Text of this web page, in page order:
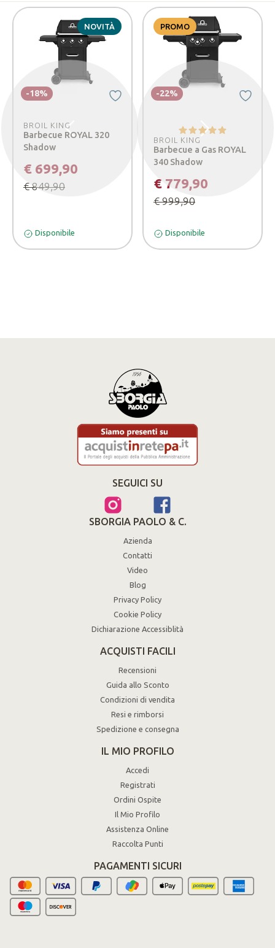
NOVITÀ
BROIL KING
Barbecue ROYAL 320
Shadow
€ 699,90
€ 849,90
-18%
Disponibile
PROMO
BROIL KING
Barbecue a Gas ROYAL
340 Shadow
€ 779,90
€ 999,90
-22%
Disponibile
Precedente Successivo
SEGUICI SU
SBORGIA PAOLO & C.
Azienda
Contatti
Video
Blog
Privacy Policy
Cookie Policy
Dichiarazione Accessiblità
ACQUISTI FACILI
Recensioni
Guida allo Sconto
Condizioni di vendita
Resi e rimborsi
Spedizione e consegna
IL MIO PROFILO
Accedi
Registrati
Ordini Ospite
Il Mio Profilo
Assistenza Online
Raccolta Punti
PAGAMENTI SICURI